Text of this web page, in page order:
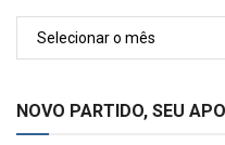
NOVO PARTIDO, SEU